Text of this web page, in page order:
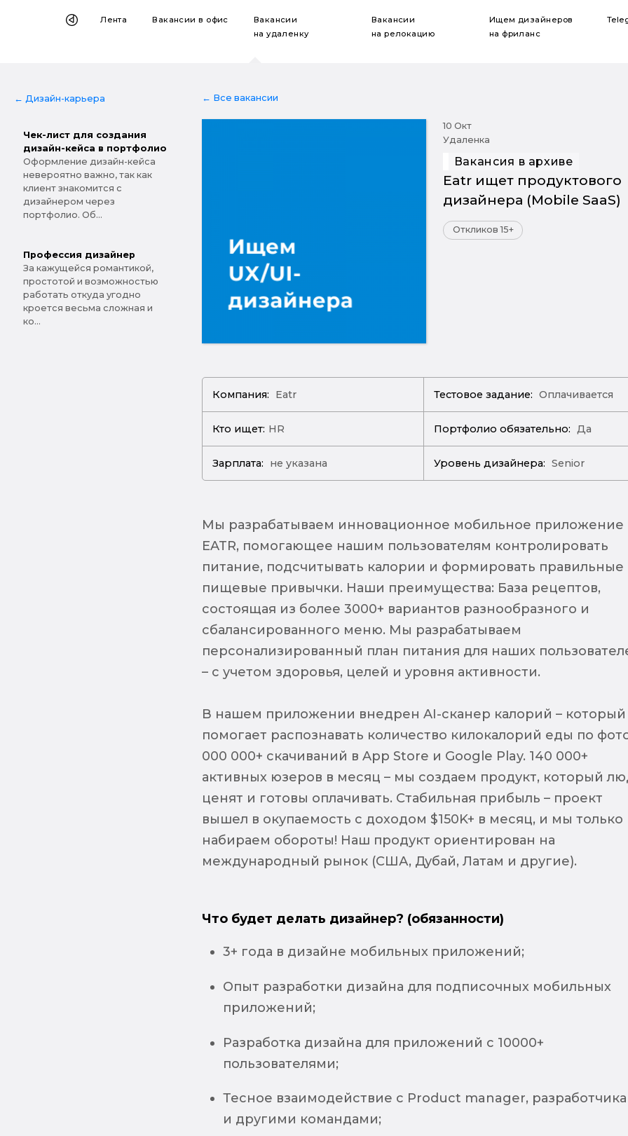
Лента Вакансиив офис
Вакансии
на удаленку
Вакансии
на релокацию
Ищем дизайнеров
на фриланс
← Дизайн-карьера
Чек-лист для создания
дизайн-кейса в портфолио
Оформление дизайн-кейса
невероятно важно, так как
клиент знакомится с
дизайнером через
портфолио. Об...
Профессия дизайнер
За кажущейся романтикой,
простотой и возможностью
работать откуда угодно
кроется весьма сложная и
ко...
← Все вакансии
10 Окт
Удаленка
Вакансия в архиве
Eatr ищет продуктового
дизайнера (Mobile SaaS)
Откликов 15+
Компания: Eatr Тестовое задание: Оплачивается
Кто ищет: HR Портфолио обязательно: Да
Зарплата: не указана Уровень дизайнера: Senior
Мы разрабатываем инновационное мобильное приложение
EATR, помогающее нашим пользователям контролировать
питание, подсчитывать калории и формировать правильные
пищевые привычки. Наши преимущества: База рецептов,
состоящая из более 3000+ вариантов разнообразного и
сбалансированного меню. Мы разрабатываем
персонализированный план питания для наших
– с учетом здоровья, целей и уровня активности.
В нашем приложении внедрен AI-сканер калорий – который
помогает распознавать количество килокалорий еды по
000 000+ скачиваний в App Store и Google Play. 140 000+
активных юзеров в месяц – мы создаем продукт, который
ценят и готовы оплачивать. Стабильная прибыль – проект
вышел в окупаемость с доходом $150K+ в месяц, и мы только
набираем обороты! Наш продукт ориентирован на
международный рынок (США, Дубай, Латам и другие).
Что будет делать дизайнер? (обязанности)
3+ года в дизайне мобильных приложений;
Опыт разработки дизайна для подписочных мобильных
приложений;
Разработка дизайна для приложений с 10000+
пользователями;
Тесное взаимодействие с Product manager,
и другими командами;